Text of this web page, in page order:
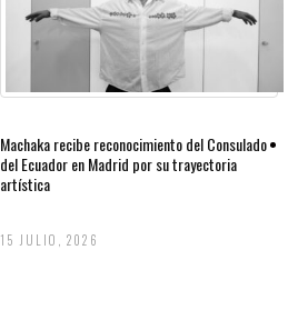
Machaka recibe reconocimiento del Consulado
del Ecuador en Madrid por su trayectoria
artística
15 JULIO, 2026